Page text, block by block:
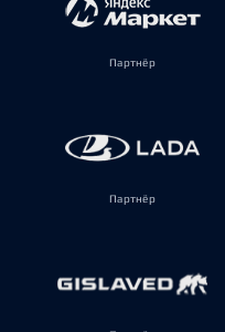
Партнёр
Партнёр